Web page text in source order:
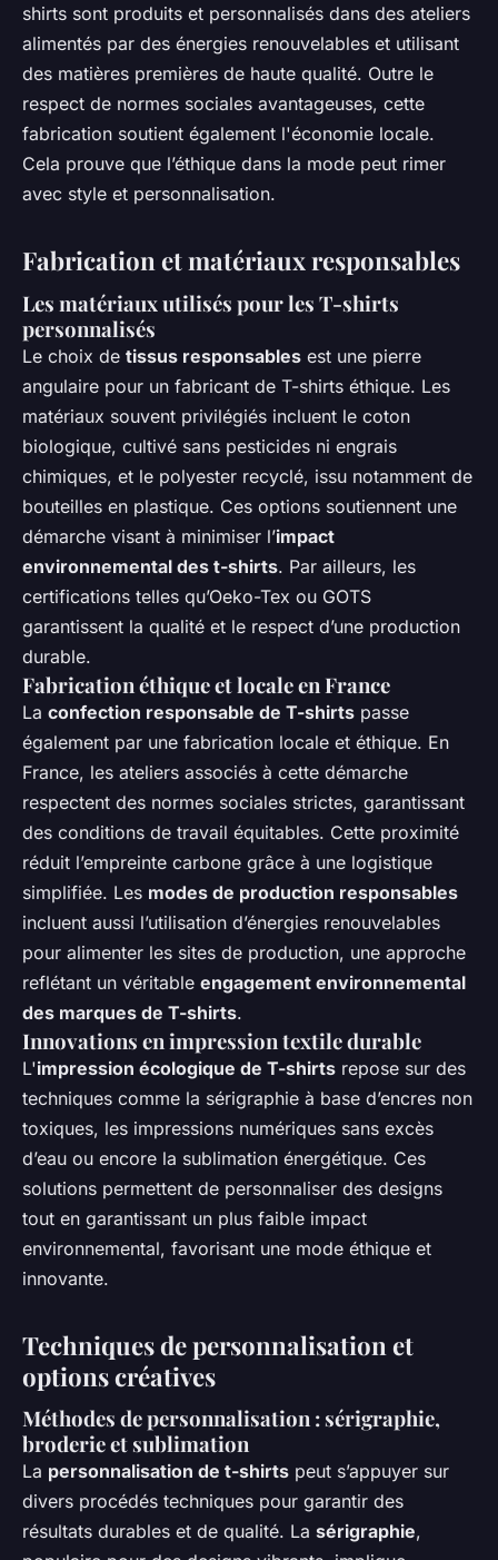
shirts sont produits et personnalisés dans des ateliers
alimentés par des énergies renouvelables et utilisant
des matières premières de haute qualité. Outre le
respect de normes sociales avantageuses, cette
fabrication soutient également l'économie locale.
Cela prouve que l’éthique dans la mode peut rimer
avec style et personnalisation.
Fabrication et matériaux responsables
Les matériaux utilisés pour les T-shirts
personnalisés
Le choix de tissus responsables est une pierre
angulaire pour un fabricant de T-shirts éthique. Les
matériaux souvent privilégiés incluent le coton
biologique, cultivé sans pesticides ni engrais
chimiques, et le polyester recyclé, issu notamment de
bouteilles en plastique. Ces options soutiennent une
démarche visant à minimiser l’impact
environnemental des t-shirts. Par ailleurs, les
certifications telles qu’Oeko-Tex ou GOTS
garantissent la qualité et le respect d’une production
durable.
Fabrication éthique et locale en France
La confection responsable de T-shirts passe
également par une fabrication locale et éthique. En
France, les ateliers associés à cette démarche
respectent des normes sociales strictes, garantissant
des conditions de travail équitables. Cette proximité
réduit l’empreinte carbone grâce à une logistique
simplifiée. Les modes de production responsables
incluent aussi l’utilisation d’énergies renouvelables
pour alimenter les sites de production, une approche
reflétant un véritable engagement environnemental
des marques de T-shirts.
Innovations en impression textile durable
L'impression écologique de T-shirts repose sur des
techniques comme la sérigraphie à base d’encres non
toxiques, les impressions numériques sans excès
d’eau ou encore la sublimation énergétique. Ces
solutions permettent de personnaliser des designs
tout en garantissant un plus faible impact
environnemental, favorisant une mode éthique et
innovante.
Techniques de personnalisation et
options créatives
Méthodes de personnalisation : sérigraphie,
broderie et sublimation
La personnalisation de t-shirts peut s’appuyer sur
divers procédés techniques pour garantir des
résultats durables et de qualité. La sérigraphie,